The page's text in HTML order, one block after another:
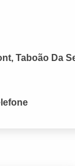
Taboão Da